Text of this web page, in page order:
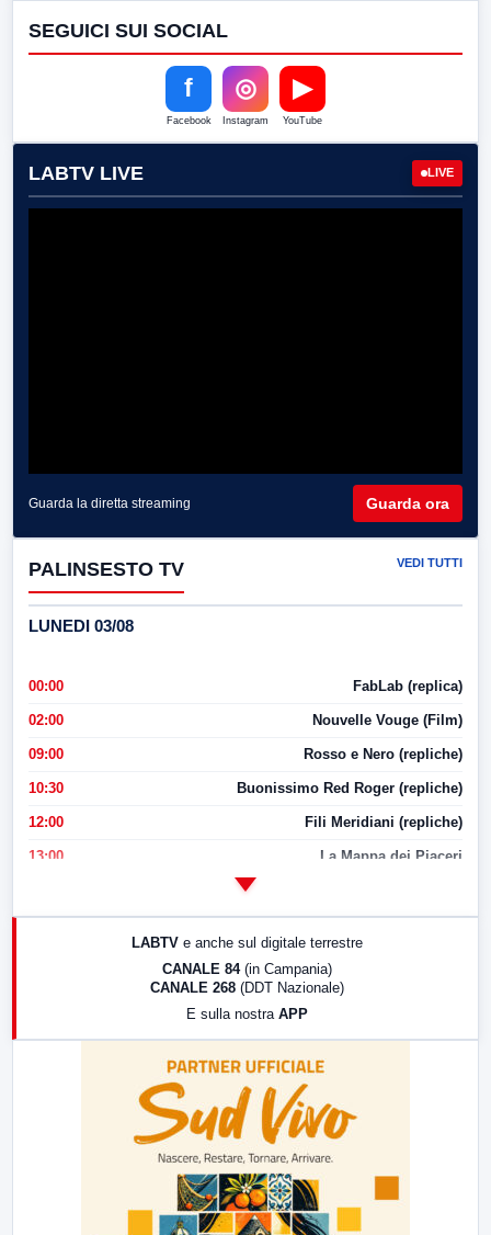
SEGUICI SUI SOCIAL
f
Facebook
◎
Instagram
▶
YouTube
LABTV LIVE LIVE
Guarda la diretta streaming Guarda ora
PALINSESTO TV VEDI TUTTI
LUNEDI 03/08
00:00 FabLab (replica)
02:00 Nouvelle Vouge (Film)
09:00 Rosso e Nero (repliche)
10:30 Buonissimo Red Roger (repliche)
12:00 Fili Meridiani (repliche)
13:00 La Mappa dei Piaceri
LABTV e anche sul digitale terrestre
CANALE 84 (in Campania)
CANALE 268 (DDT Nazionale)
E sulla nostra APP